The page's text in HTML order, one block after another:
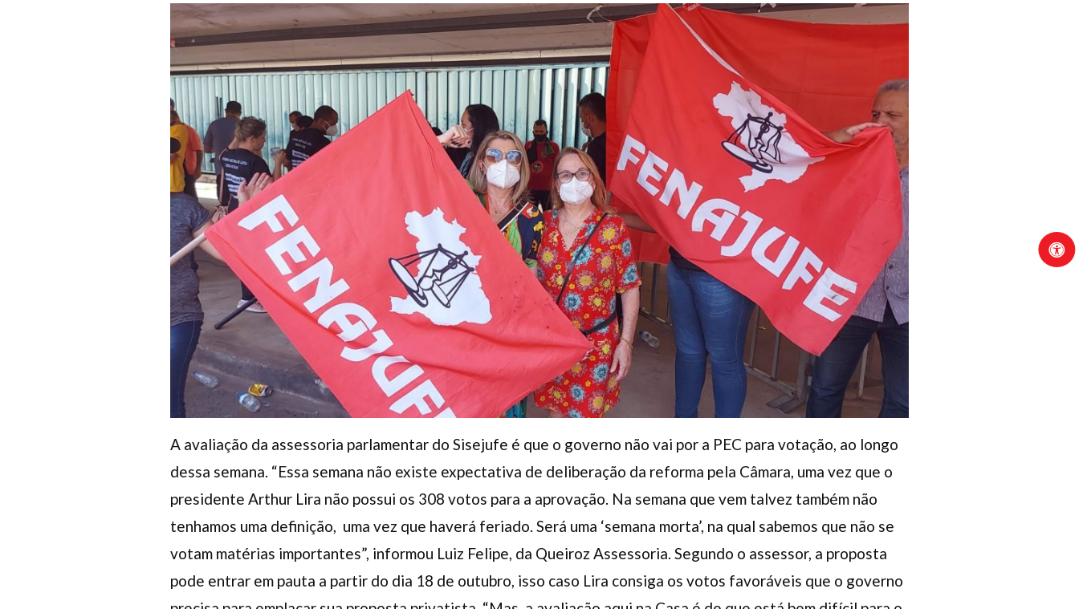
A avaliação da assessoria parlamentar do Sisejufe é que o governo não vai por a PEC para votação, ao longo
dessa semana. “Essa semana não existe expectativa de deliberação da reforma pela Câmara, uma vez que o
presidente Arthur Lira não possui os 308 votos para a aprovação. Na semana que vem talvez também não
tenhamos uma definição, uma vez que haverá feriado. Será uma ‘semana morta’, na qual sabemos que não se
votam matérias importantes”, informou Luiz Felipe, da Queiroz Assessoria. Segundo o assessor, a proposta
pode entrar em pauta a partir do dia 18 de outubro, isso caso Lira consiga os votos favoráveis que o governo